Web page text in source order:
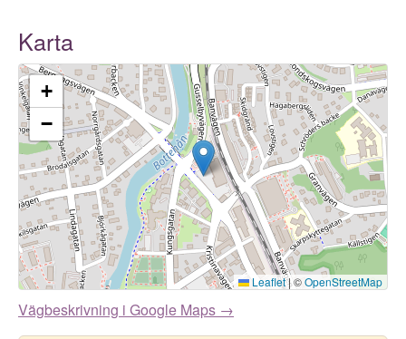
Karta
+
−
Leaflet|©OpenStreetMap
Vägbeskrivning i Google Maps →